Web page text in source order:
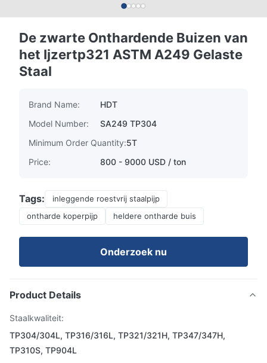
De zwarte Onthardende Buizen van
het Ijzertp321 ASTM A249 Gelaste
Staal
Brand Name:
HDT
Model Number:
SA249 TP304
Minimum Order Quantity:5T
Price:
800 - 9000 USD / ton
Tags:
inleggende roestvrij staalpijp
ontharde koperpijp
heldere ontharde buis
Onderzoek nu
Product Details
Staalkwaliteit:
TP304/304L, TP316/316L, TP321/321H, TP347/347H,
TP310S, TP904L